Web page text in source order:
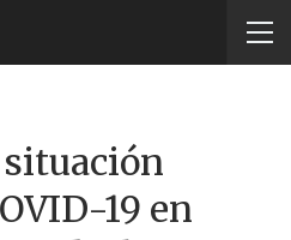
situación
19 en